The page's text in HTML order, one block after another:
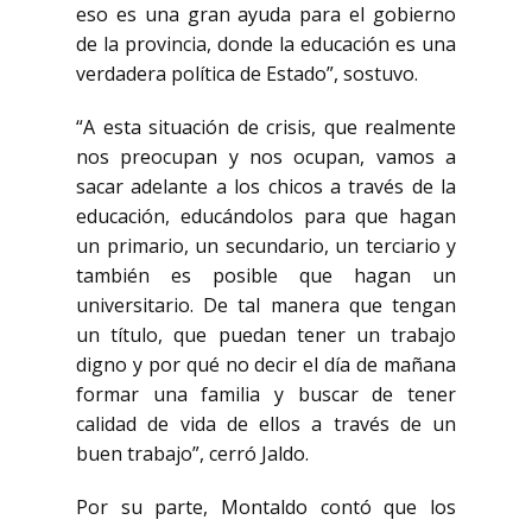
eso es una gran ayuda para el gobierno
de la provincia, donde la educación es una
verdadera política de Estado”, sostuvo.
“A esta situación de crisis, que realmente
nos preocupan y nos ocupan, vamos a
sacar adelante a los chicos a través de la
educación, educándolos para que hagan
un primario, un secundario, un terciario y
también es posible que hagan un
universitario. De tal manera que tengan
un título, que puedan tener un trabajo
digno y por qué no decir el día de mañana
formar una familia y buscar de tener
calidad de vida de ellos a través de un
buen trabajo”, cerró Jaldo.
Por su parte, Montaldo contó que los